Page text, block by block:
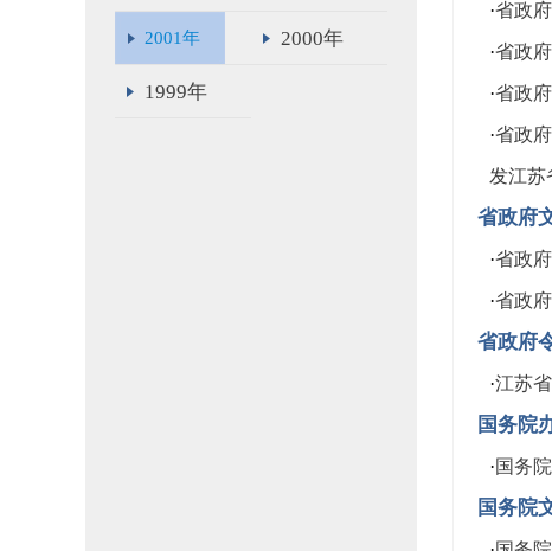
2001年 2000年
1999年
·省政
·省政
·省政
·省政
发江苏
省政府
·省政
·省政
省政府
·江苏
国务院
·国务
国务院